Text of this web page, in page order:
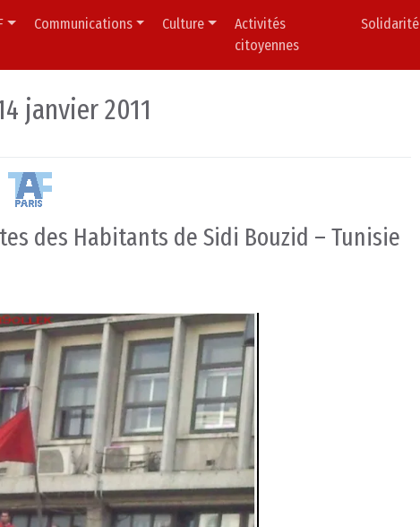
Communications Culture
Activités
citoyennes
Solidarité
janvier 2011
des Habitants de Sidi Bouzid – Tunisie